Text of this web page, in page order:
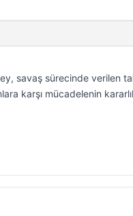
savaş sürecinde verilen
karşı mücadelenin